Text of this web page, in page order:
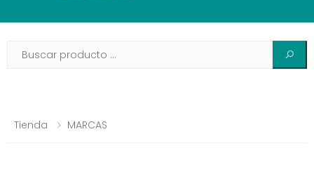
Tienda MARCAS